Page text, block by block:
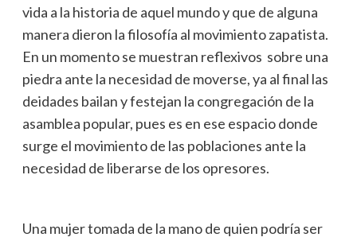
vida a la historia de aquel mundo y que de alguna
manera dieron la filosofía al movimiento zapatista.
En un momento se muestran reflexivos sobre una
piedra ante la necesidad de moverse, ya al final las
deidades bailan y festejan la congregación de la
asamblea popular, pues es en ese espacio donde
surge el movimiento de las poblaciones ante la
necesidad de liberarse de los opresores.
Una mujer tomada de la mano de quien podría ser